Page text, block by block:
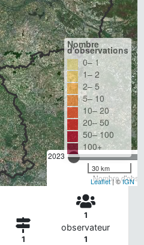
2023
Nombre
Nombre
d'observations
0– 1
1– 2
2– 5
5– 10
10– 20
20– 50
50– 100
100+
30 km
Leaflet| ©IGN
1
1
observateur
1